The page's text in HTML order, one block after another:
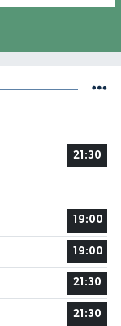
21:30
19:00
19:00
21:30
21:30